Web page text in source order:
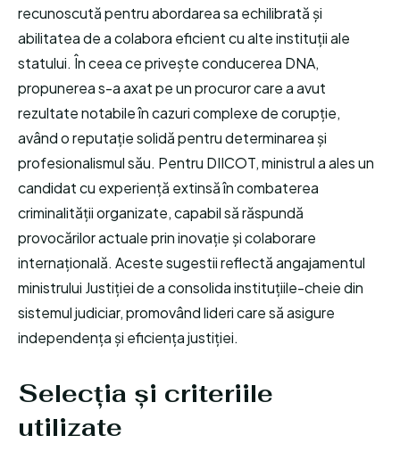
recunoscută pentru abordarea sa echilibrată și
abilitatea de a colabora eficient cu alte instituții ale
statului. În ceea ce privește conducerea DNA,
propunerea s-a axat pe un procuror care a avut
rezultate notabile în cazuri complexe de corupție,
având o reputație solidă pentru determinarea și
profesionalismul său. Pentru DIICOT, ministrul a ales un
candidat cu experiență extinsă în combaterea
criminalității organizate, capabil să răspundă
provocărilor actuale prin inovație și colaborare
internațională. Aceste sugestii reflectă angajamentul
ministrului Justiției de a consolida instituțiile-cheie din
sistemul judiciar, promovând lideri care să asigure
independența și eficiența justiției.
Selecția și criteriile
utilizate